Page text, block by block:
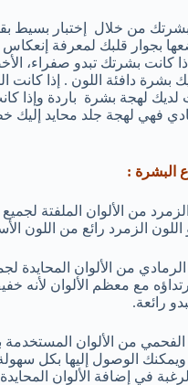
بشرتك من خلال إختبار بسيط
بجوار قلبك لمعرفة
كانت بشرتك تبدو صفراء،
بشرة دافئة اللون . إذا كانت
لديك لهجة بشرة باردة وإذا
فهي لهجة جلد محايد إليك
البشرة :
من الألوان الملفتة لجميع
الزمرد رائع من اللون
من الألوان المحايدة
مع معظم الألوان لأنه
رائعة.
من الألوان المستخدمة
الوصول إليها بكل
في إضافة الألوان